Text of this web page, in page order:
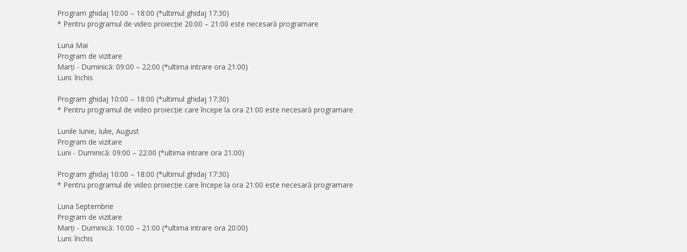
Program ghidaj 10:00 – 18:00 (*ultimul ghidaj 17:30)
* Pentru programul de video proiecție 20:00 – 21:00 este necesară programare
Luna Mai
Program de vizitare
Marți - Duminică: 09:00 – 22:00 (*ultima intrare ora 21:00)
Luni: închis
Program ghidaj 10:00 – 18:00 (*ultimul ghidaj 17:30)
* Pentru programul de video proiecție care începe la ora 21:00 este necesară programare
Lunile Iunie, Iulie, August
Program de vizitare
Luni - Duminică: 09:00 – 22:00 (*ultima intrare ora 21:00)
Program ghidaj 10:00 – 18:00 (*ultimul ghidaj 17:30)
* Pentru programul de video proiecție care începe la ora 21:00 este necesară programare
Luna Septembrie
Program de vizitare
Marți - Duminică: 10:00 – 21:00 (*ultima intrare ora 20:00)
Luni: închis